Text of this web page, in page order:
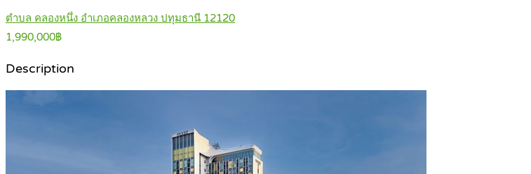
ตำบล คลองหนึ่ง อำเภอคลองหลวง ปทุมธานี 12120
1,990,000฿
Description